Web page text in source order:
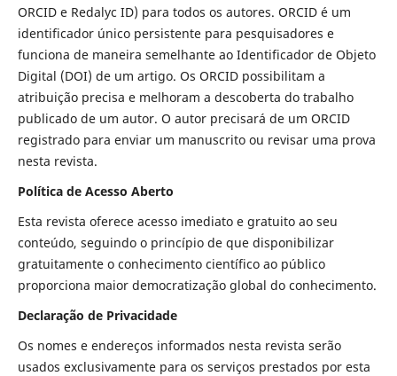
ORCID e Redalyc ID) para todos os autores. ORCID é um
identificador único persistente para pesquisadores e
funciona de maneira semelhante ao Identificador de Objeto
Digital (DOI) de um artigo. Os ORCID possibilitam a
atribuição precisa e melhoram a descoberta do trabalho
publicado de um autor. O autor precisará de um ORCID
registrado para enviar um manuscrito ou revisar uma prova
nesta revista.
Política de Acesso Aberto
Esta revista oferece acesso imediato e gratuito ao seu
conteúdo, seguindo o princípio de que disponibilizar
gratuitamente o conhecimento científico ao público
proporciona maior democratização global do conhecimento.
Declaração de Privacidade
Os nomes e endereços informados nesta revista serão
usados exclusivamente para os serviços prestados por esta